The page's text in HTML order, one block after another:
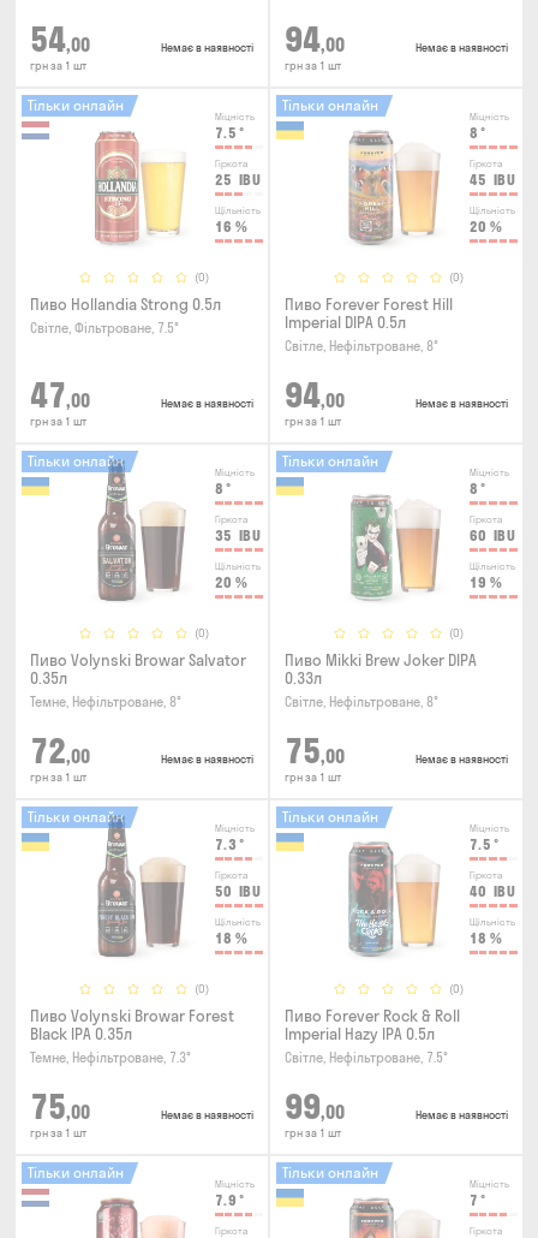
54,00
грн за 1 шт
Немає в наявності 94,00
грн за 1 шт
Немає в наявності
Міцність
7.5 °
Гіркота
25 IBU
Щільність
16 %
(0)
Тільки онлайн
Пиво Hollandia Strong 0.5л
Світле, Фільтроване, 7.5°
47,00
грн за 1 шт
Немає в наявності
Міцність
8 °
Гіркота
45 IBU
Щільність
20 %
(0)
Тільки онлайн
Пиво Forever Forest Hill
Imperial DIPA 0.5л
Світле, Нефільтроване, 8°
94,00
грн за 1 шт
Немає в наявності
Міцність
8 °
Гіркота
35 IBU
Щільність
20 %
(0)
Тільки онлайн
Пиво Volynski Browar Salvator
0.35л
Темне, Нефільтроване, 8°
72,00
грн за 1 шт
Немає в наявності
Міцність
8 °
Гіркота
60 IBU
Щільність
19 %
(0)
Тільки онлайн
Пиво Mikki Brew Joker DIPA
0.33л
Світле, Нефільтроване, 8°
75,00
грн за 1 шт
Немає в наявності
Міцність
7.3 °
Гіркота
50 IBU
Щільність
18 %
(0)
Тільки онлайн
Пиво Volynski Browar Forest
Black IPA 0.35л
Темне, Нефільтроване, 7.3°
75,00
грн за 1 шт
Немає в наявності
Міцність
7.5 °
Гіркота
40 IBU
Щільність
18 %
(0)
Тільки онлайн
Пиво Forever Rock & Roll
Imperial Hazy IPA 0.5л
Світле, Нефільтроване, 7.5°
99,00
грн за 1 шт
Немає в наявності
Міцність
7.9 °
Гіркота
Тільки онлайн
Міцність
7 °
Гіркота
Тільки онлайн